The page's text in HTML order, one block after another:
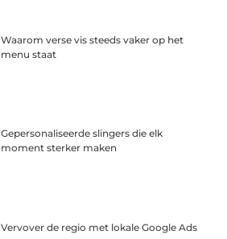
Waarom verse vis steeds vaker op het
menu staat
Gepersonaliseerde slingers die elk
moment sterker maken
Vervover de regio met lokale Google Ads